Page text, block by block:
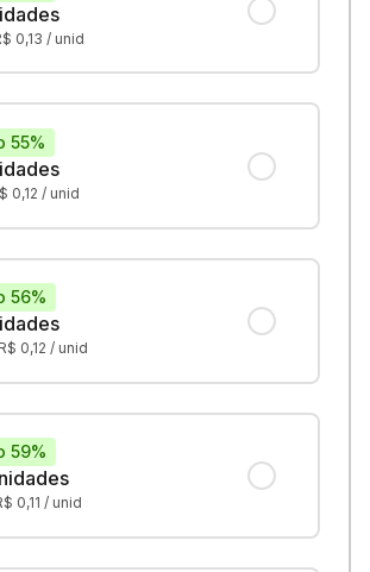
0,13 / unid
55%
0,12 / unid
56%
R$ 0,12 / unid
59%
0,11 / unid